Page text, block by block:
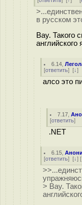
в русском
Вау. Такого
6.14 ,
[ответить] [↓]
алсо это
7.17 ,
[ответить]
.NET
6.15 ,
[ответить] [↓] [
> Вау.